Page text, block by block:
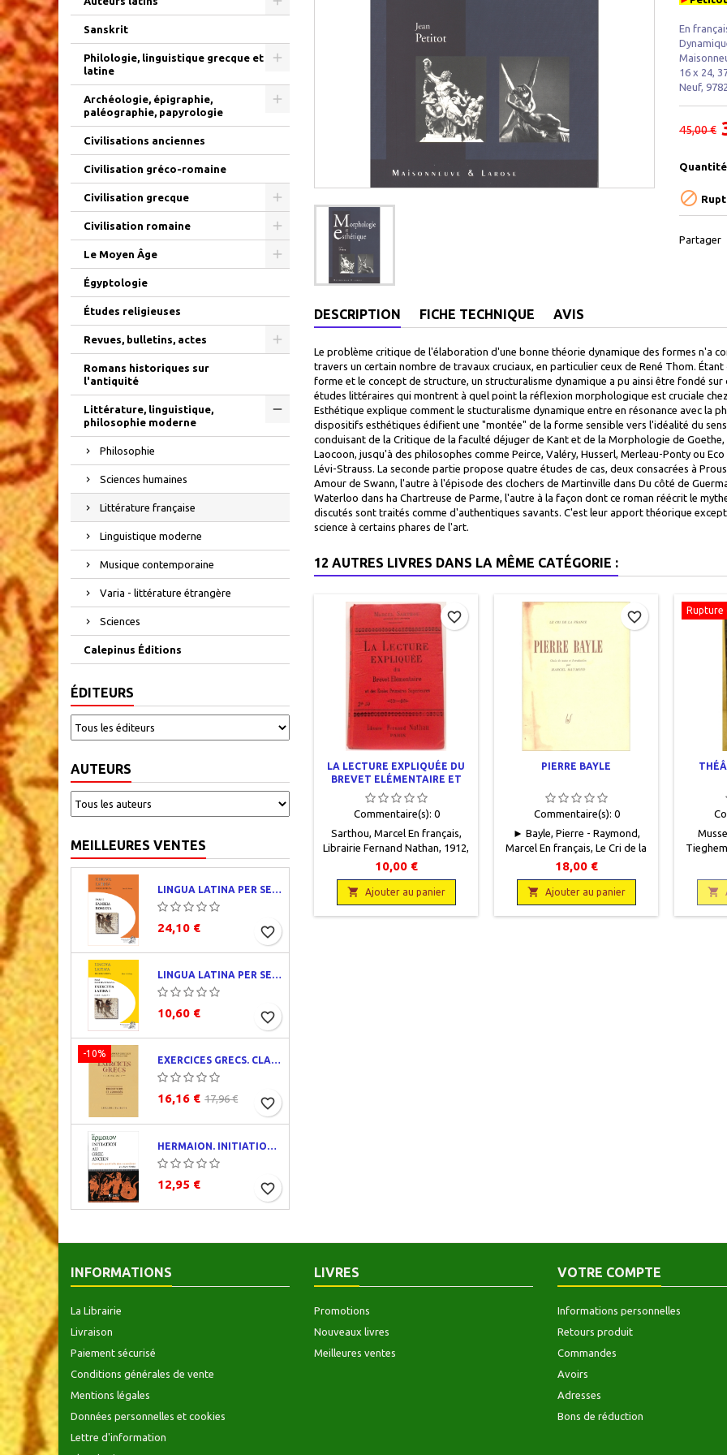
Sanskrit
Philologie, linguistique grecque et
latine
Archéologie, épigraphie,
paléographie, papyrologie
Civilisations anciennes
Civilisation gréco-romaine
Civilisation grecque
Civilisation romaine
Le Moyen Âge
Égyptologie
Études religieuses
Revues, bulletins, actes
Romans historiques sur
l'antiquité
Littérature, linguistique,
philosophie moderne
Philosophie
Sciences humaines
Littérature française
Linguistique moderne
Musique contemporaine
Varia - littérature étrangère
Sciences
Calepinus Éditions
ÉDITEURS
AUTEURS
MEILLEURES VENTES
LINGUA LATINA PER SE ILLUSTRATA. PARS I : FAMILIA ROMANA
24,10 € favorite_border
LINGUA LATINA PER SE ILLUSTRATA. EXERCITIA LATINA I
10,60 € favorite_border
-10%
EXERCICES GRECS. CLASSE DE QUATRIÈME. TRADUCTIONS ET CORRIGÉS
16,16 € 17,96 € favorite_border
12,95 € favorite_border
En
16 x 24,
Neuf,
45,00 €
Quantité

Partager
DESCRIPTION FICHE TECHNIQUE AVIS
Le problème critique de l'élaboration d'une bonne théorie dynamique des formes n'a
travers un certain nombre de travaux cruciaux, en particulier ceux de René Thom.
forme et le concept de structure, un structuralisme dynamique a pu ainsi être fondé
études littéraires qui montrent à quel point la réflexion morphologique est cruciale
Esthétique explique comment le stucturalisme dynamique entre en résonance avec la
dispositifs esthétiques édifient une "montée" de la forme sensible vers l'idéalité du
conduisant de la Critique de la faculté déjuger de Kant et de la Morphologie de
Laocoon, jusqu'à des philosophes comme Peirce, Valéry, Husserl, Merleau-Ponty ou
Lévi-Strauss. La seconde partie propose quatre études de cas, deux consacrées à
Amour de Swann, l'autre à l'épisode des clochers de Martinville dans Du côté de
Waterloo dans ha Chartreuse de Parme, l'autre à la façon dont ce roman réécrit le
discutés sont traités comme d'authentiques savants. C'est leur apport théorique
science à certains phares de l'art.
12 AUTRES LIVRES DANS LA MÊME CATÉGORIE :
LA LECTURE EXPLIQUÉE DU
BREVET ELÉMENTAIRE ET
DES ECOLES PRIMAIRES
SUPÉRIEURES
Commentaire(s): 0
Sarthou, Marcel En français,
Librairie Fernand Nathan, 1912,
11,5 x 18, 384 pages, relié,
occasion. Bon état. Pleine
percaline rouge. Plats imprimés
en noir.
10,00 €
 Ajouter au panier
favorite_border
PIERRE BAYLE
Commentaire(s): 0
► Bayle, Pierre - Raymond,
Marcel En français, Le Cri de la
France, L.U.F, 1948, 12,5 x 17,
372 pages, broché, occasion .
Bon état. Non coupé.
Couverture à rabats. Légère
mouillure sur le dos. Plus
18,00 €
 Ajouter au panier
favorite_border Rupture
Les
18 x

INFORMATIONS
La Librairie
Livraison
Paiement sécurisé
Conditions générales de vente
Mentions légales
Données personnelles et cookies
Lettre d'information
LIVRES
Promotions
Nouveaux livres
Meilleures ventes
VOTRE COMPTE
Informations personnelles
Retours produit
Commandes
Avoirs
Adresses
Bons de réduction